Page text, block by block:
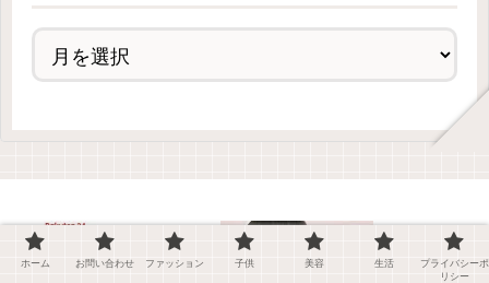
ホーム お問い合わせ ファッション 子供 美容 生活
プライバシーポ
リシー